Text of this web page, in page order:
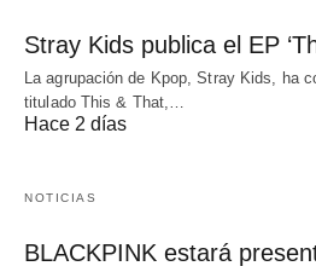
Stray Kids publica el EP
La agrupación de Kpop, Stray Kids, ha
titulado This & That,…
Hace 2 días
NOTICIAS
BLACKPINK estará